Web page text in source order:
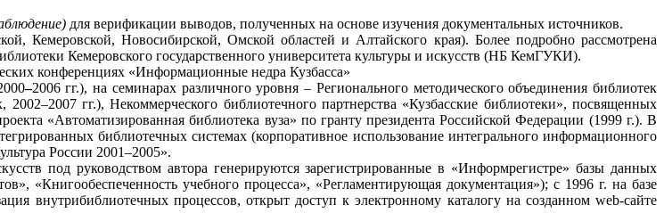
для верификации выводов, полученных на основе изучения документальных источников.
Кемеровской, Новосибирской, Омской областей и Алтайского края). Более подробно рассмотрена
Кемеровского государственного университета культуры и искусств (НБ КемГУКИ).
конференциях «Информационные недра Кузбасса»
–2006 гг.), на семинарах различного уровня – Регионального методического объединения библиотек
гг.), Некоммерческого библиотечного партнерства «Кузбасские библиотеки», посвященных
«Автоматизированная библиотека вуза» по гранту президента Российской Федерации (1999 г.). В
библиотечных системах (корпоративное использование интегрального информационного
России 2001–2005».
под руководством автора генерируются зарегистрированные в «Информрегистре» базы данных
«Книгообеспеченность учебного процесса», «Регламентирующая документация»); с 1996 г. на базе
внутрибиблиотечных процессов, открыт доступ к электронному каталогу на созданномweb-сайте